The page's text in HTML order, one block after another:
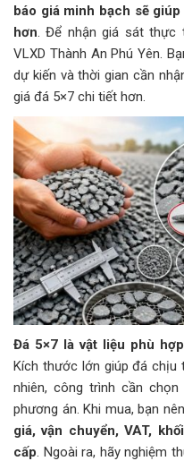
báo giá minh bạch sẽ
hơn. Để nhận giá sát thực
VLXD Thành An Phú Yên.
dự kiến và thời gian cần
giá đá 5×7 chi tiết hơn.
Đá 5×7 là vật liệu phù
Kích thước lớn giúp đá
nhiên, công trình cần
phương án. Khi mua, bạn
giá, vận chuyển, VAT,
cấp. Ngoài ra, hãy nghiệm